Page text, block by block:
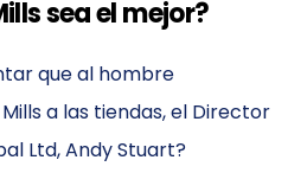
sea el mejor?
que al hombre
a las tiendas, el Director
Ltd, Andy Stuart?